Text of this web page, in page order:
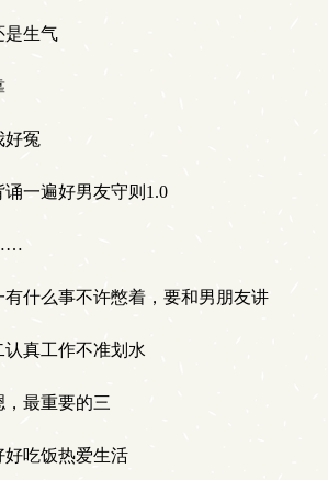
生气
冤
一遍好男友守则1.0
什么事不许憋着，要和男朋友讲
真工作不准划水
最重要的三
吃饭热爱生活